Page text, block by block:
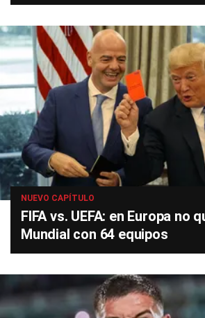
NUEVO CAPÍTULO
FIFA vs. UEFA: en Europa no
Mundial con 64 equipos